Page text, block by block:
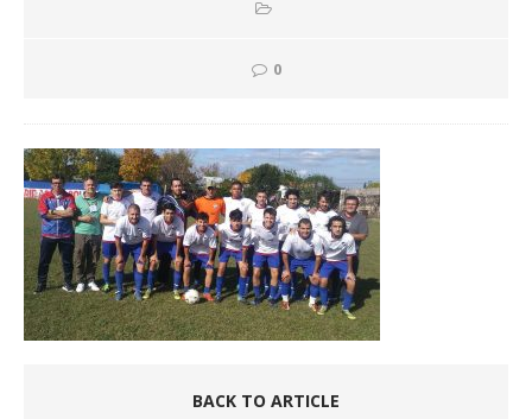
0
BACK TO ARTICLE